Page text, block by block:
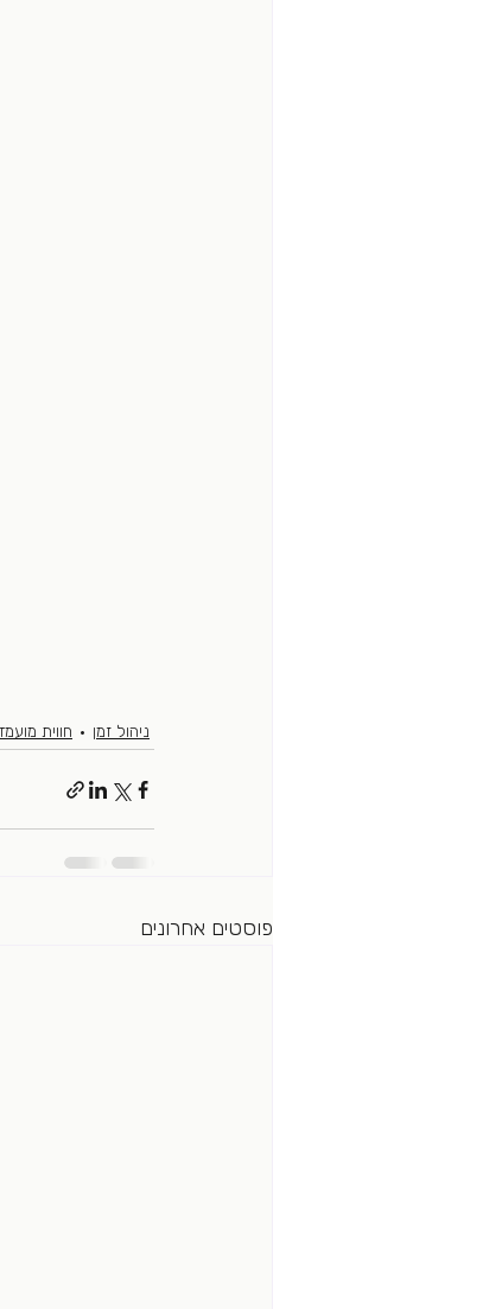
ניהול זמן
חווית
פוסטים אחרונים